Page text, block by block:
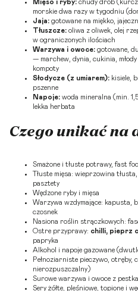
Mięso i ryby: chudy drób
morskie dwa razy w tygodniu
Jaja: gotowane na miękko,
Tłuszcze: oliwa z oliwek, olej
w ograniczonych ilościach
Warzywa i owoce: gotowane,
— marchew, dynia, cukinia,
kompoty
Słodycze (z umiarem): kisiele,
pszenne
Napoje: woda mineralna (min.
lekka herbata
Czego unikać na
Smażone i tłuste potrawy, fast
Tłuste mięsa: wieprzowina
pasztety
Wędzone ryby i mięsa
Warzywa wzdymające: kapusta,
czosnek
Nasiona roślin strączkowych:
Ostre przyprawy: chilli, pieprz
papryka
Alkohol i napoje gazowane
Pełnoziarniste pieczywo, otręby,
nierozpuszczalny)
Surowe warzywa i owoce z
Sery żółte, pleśniowe, topione i